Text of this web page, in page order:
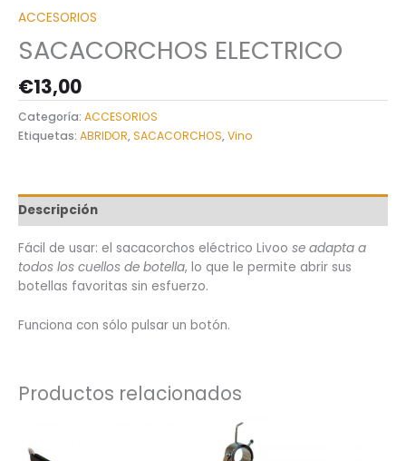
ACCESORIOS
SACACORCHOS ELECTRICO
€13,00
Categoría: ACCESORIOS
Etiquetas: ABRIDOR,SACACORCHOS,Vino
Descripción
Fácil de usar: el sacacorchos eléctrico Livoo se adapta a
todos los cuellos de botella, lo que le permite abrir sus
botellas favoritas sin esfuerzo.
Funciona con sólo pulsar un botón.
Productos relacionados